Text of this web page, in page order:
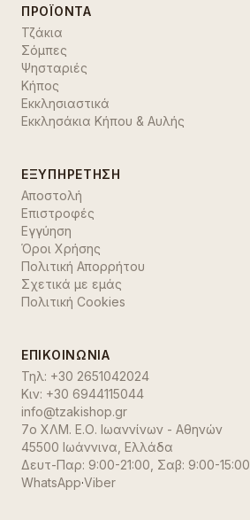
ΠΡΟΪΌΝΤΑ
Τζάκια
Σόμπες
Ψησταριές
Κήπος
Εκκλησιαστικά
Εκκλησάκια Κήπου & Αυλής
ΕΞΥΠΗΡΈΤΗΣΗ
Αποστολή
Επιστροφές
Εγγύηση
Όροι Χρήσης
Πολιτική Απορρήτου
Σχετικά με εμάς
Πολιτική Cookies
ΕΠΙΚΟΙΝΩΝΊΑ
Τηλ: +30 2651042024
Κιν: +30 6944115044
info@tzakishop.gr
7ο ΧΛΜ. Ε.Ο. Ιωαννίνων - Αθηνών
45500 Ιωάννινα Ελλάδα
Δευτ-Παρ: 9:00-21:00, Σαβ: 9:00-15:00
WhatsApp·Viber